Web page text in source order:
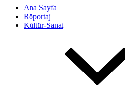
Ana Sayfa
Röportaj
Kültür-Sanat